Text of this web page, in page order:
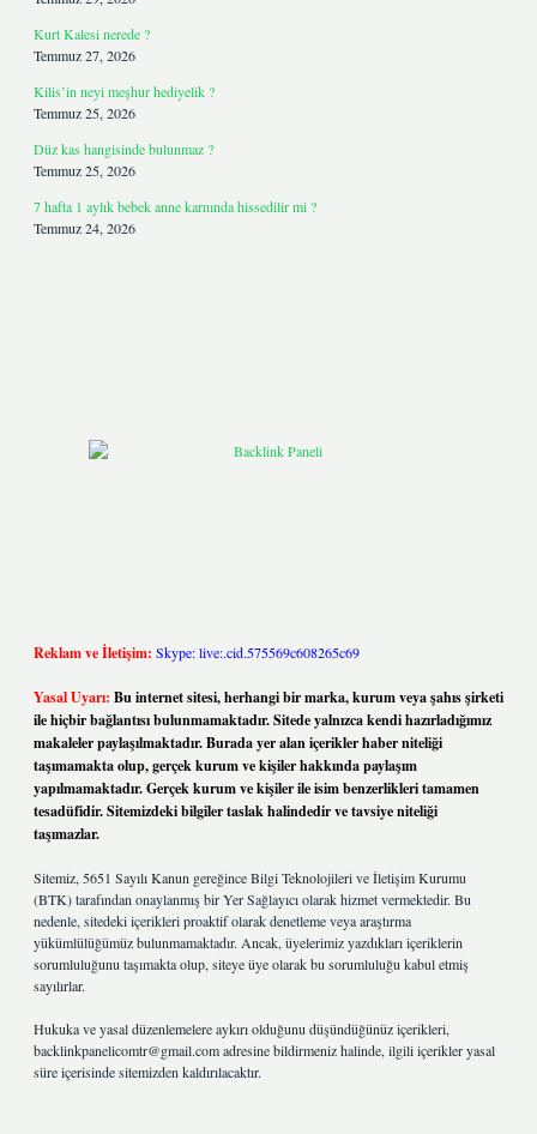
Kurt Kalesi nerede ?
Temmuz 27, 2026
Kilis’in neyi meşhur hediyelik ?
Temmuz 25, 2026
Düz kas hangisinde bulunmaz ?
Temmuz 25, 2026
7 hafta 1 aylık bebek anne karnında hissedilir mi ?
Temmuz 24, 2026
Reklam ve İletişim: Skype: live:.cid.575569c608265c69
Yasal Uyarı: Bu internet sitesi, herhangi bir marka, kurum veya şahıs şirketi
ile hiçbir bağlantısı bulunmamaktadır. Sitede yalnızca kendi hazırladığımız
makaleler paylaşılmaktadır. Burada yer alan içerikler haber niteliği
taşımamakta olup, gerçek kurum ve kişiler hakkında paylaşım
yapılmamaktadır. Gerçek kurum ve kişiler ile isim benzerlikleri tamamen
tesadüfidir. Sitemizdeki bilgiler taslak halindedir ve tavsiye niteliği
taşımazlar.
Sitemiz, 5651 Sayılı Kanun gereğince Bilgi Teknolojileri ve İletişim Kurumu
(BTK) tarafından onaylanmış bir Yer Sağlayıcı olarak hizmet vermektedir. Bu
nedenle, sitedeki içerikleri proaktif olarak denetleme veya araştırma
yükümlülüğümüz bulunmamaktadır. Ancak, üyelerimiz yazdıkları içeriklerin
sorumluluğunu taşımakta olup, siteye üye olarak bu sorumluluğu kabul etmiş
sayılırlar.
Hukuka ve yasal düzenlemelere aykırı olduğunu düşündüğünüz içerikleri,
backlinkpanelicomtr@gmail.comadresine bildirmeniz halinde, ilgili içerikler yasal
süre içerisinde sitemizden kaldırılacaktır.